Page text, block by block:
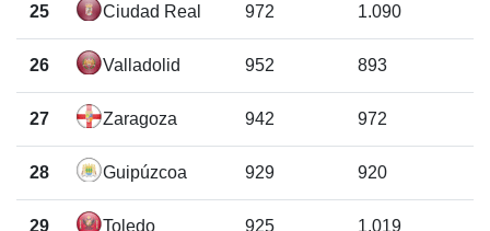
25 Ciudad Real 972 1.090
26 Valladolid 952 893
27 Zaragoza 942 972
28 Guipúzcoa 929 920
29 Toledo 925 1.019